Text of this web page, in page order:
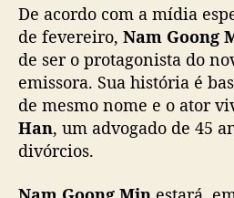
s
t
l
i
c
a
ç
ã
o
De acordo com a mídia
de fevereiro, Nam Goong
de ser o protagonista do
emissora. Sua história é
de mesmo nome e o ator
Han, um advogado de 45
divórcios.